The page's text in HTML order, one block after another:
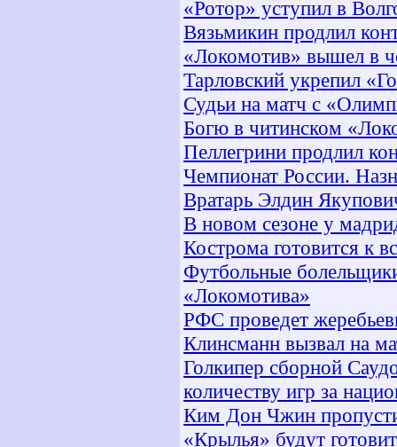
«Ротор» уступил в
Вязьмикин продлил
«Локомотив» вышел в
Тарловский укрепил
Судьи на матч с
Богю в читинском
Пеллегрини продлил
Чемпионат России.
Вратарь Элдин
В новом сезоне у
Кострома готовится к
Футбольные
«Локомотива»
РФС проведет
Клинсманн вызвал на
Голкипер сборной
количеству игр за
Ким Дон Чжин
«Крылья» будут